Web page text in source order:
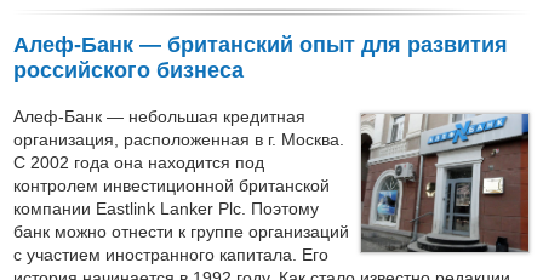
Алеф-Банк — британский опыт для развития
российского бизнеса
Алеф-Банк — небольшая кредитная
организация, расположенная в г. Москва.
С 2002 года она находится под
контролем инвестиционной британской
компании Eastlink Lanker Plc. Поэтому
банк можно отнести к группе организаций
с участием иностранного капитала. Его